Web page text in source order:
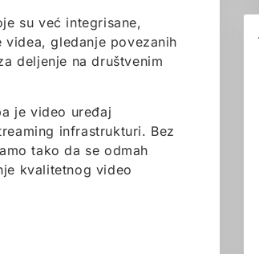
su već integrisane,
gledanje povezanih
deljenje na društvenim
je video uređaj
infrastrukturi. Bez
tako da se odmah
kvalitetnog video